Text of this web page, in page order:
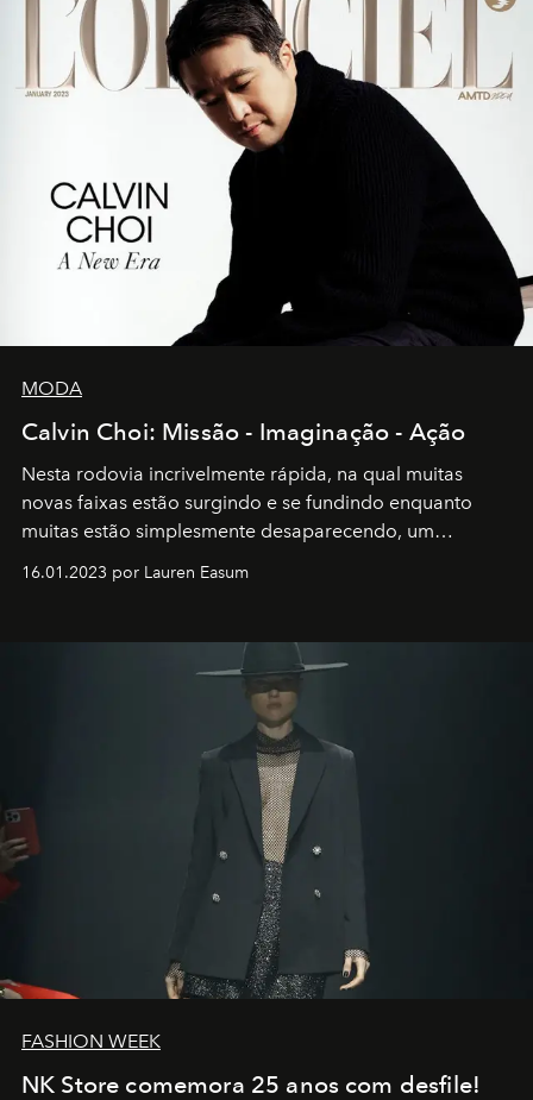
MODA
Calvin Choi: Missão - Imaginação - Ação
Nesta rodovia incrivelmente rápida, na qual muitas
novas faixas estão surgindo e se fundindo enquanto
muitas estão simplesmente desaparecendo, um
transportador AMTD abrindo caminho para muitos
por propósitos, com um claro senso de missão na vida e
16.01.2023 por Lauren Easum
FASHION WEEK
NK Store comemora 25 anos com desfile!